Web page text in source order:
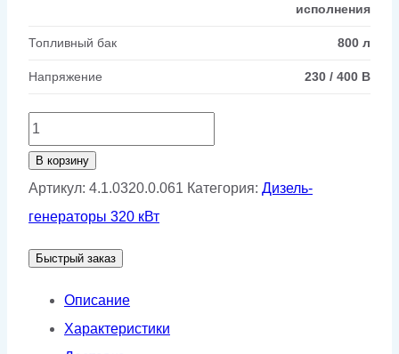
исполнения
Топливный бак 800 л
Напряжение 230 / 400 В
Количество
товара
Дизельный
генератор
Т400-
1РНМ20
В корзину
Артикул: 4.1.0320.0.061 Категория: Дизель-
генераторы 320 кВт
Быстрый заказ
Описание
Характеристики